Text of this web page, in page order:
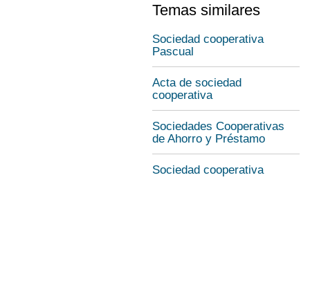
Temas similares
Sociedad cooperativa
Pascual
Acta de sociedad
cooperativa
Sociedades Cooperativas
de Ahorro y Préstamo
Sociedad cooperativa